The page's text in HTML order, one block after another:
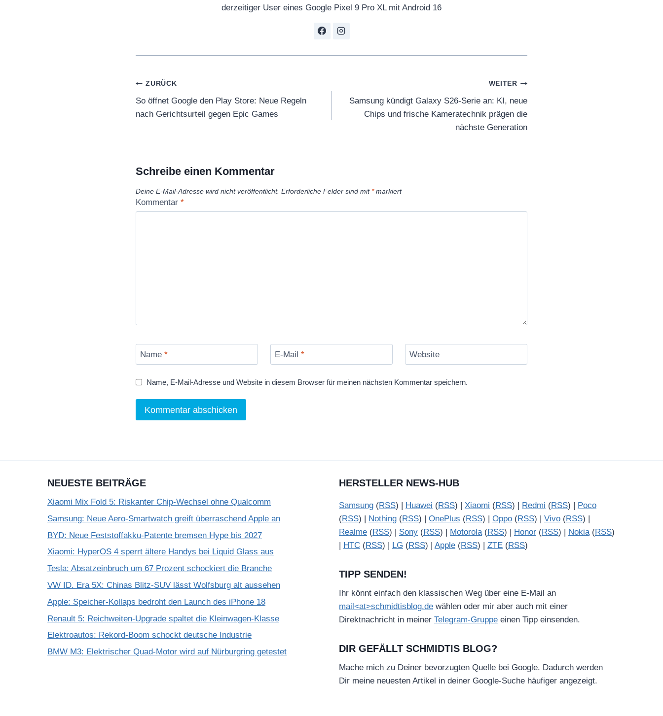
derzeitiger User eines Google Pixel 9 Pro XL mit Android 16
Beitragsnavigation
ZURÜCK
So öffnet Google den Play Store: Neue Regeln
nach Gerichtsurteil gegen Epic Games
WEITER
Samsung kündigt Galaxy S26-Serie an: KI, neue
Chips und frische Kameratechnik prägen die
nächste Generation
Schreibe einen Kommentar
Deine E-Mail-Adresse wird nicht veröffentlicht. Erforderliche Felder sind mit *markiert
Kommentar *
Name * E-Mail * Website
Name, E-Mail-Adresse und Website in diesem Browser für meinen nächsten Kommentar speichern.
NEUESTE BEITRÄGE
Xiaomi Mix Fold 5: Riskanter Chip-Wechsel ohne Qualcomm
Samsung: Neue Aero-Smartwatch greift überraschend Apple an
BYD: Neue Feststoffakku-Patente bremsen Hype bis 2027
Xiaomi: HyperOS 4 sperrt ältere Handys bei Liquid Glass aus
Tesla: Absatzeinbruch um 67 Prozent schockiert die Branche
VW ID. Era 5X: Chinas Blitz-SUV lässt Wolfsburg alt aussehen
Apple: Speicher-Kollaps bedroht den Launch des iPhone 18
Renault 5: Reichweiten-Upgrade spaltet die Kleinwagen-Klasse
Elektroautos: Rekord-Boom schockt deutsche Industrie
BMW M3: Elektrischer Quad-Motor wird auf Nürburgring getestet
HERSTELLER NEWS-HUB
Samsung (RSS) | Huawei (RSS) | Xiaomi (RSS) | Redmi (RSS) | Poco
(RSS) | Nothing (RSS) | OnePlus (RSS) | Oppo (RSS) | Vivo (RSS) |
Realme (RSS) | Sony (RSS) | Motorola(RSS) | Honor (RSS) | Nokia(RSS)
| HTC (RSS) | LG (RSS) | Apple (RSS) | ZTE (RSS)
TIPP SENDEN!
Ihr könnt einfach den klassischen Weg über eine E-Mail an
mail<at>schmidtisblog.de wählen oder mir aber auch mit einer
Direktnachricht in meiner Telegram-Gruppe einen Tipp einsenden.
DIR GEFÄLLT SCHMIDTIS BLOG?
Mache mich zu Deiner bevorzugten Quelle bei Google. Dadurch werden
Dir meine neuesten Artikel in deiner Google-Suche häufiger angezeigt.